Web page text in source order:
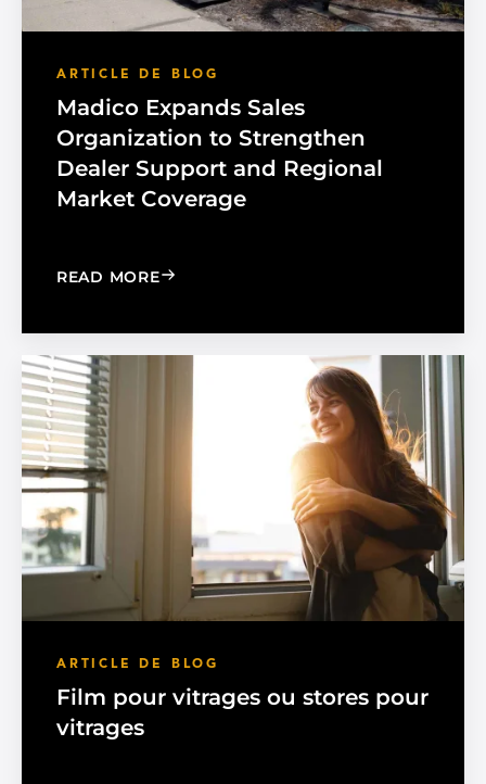
ARTICLE DE BLOG
Madico Expands Sales
Organization to Strengthen
Dealer Support and Regional
Market Coverage
READ MORE: MADICO EXPANDS SALES
ARTICLE DE BLOG
Film pour vitrages ou stores pour
vitrages